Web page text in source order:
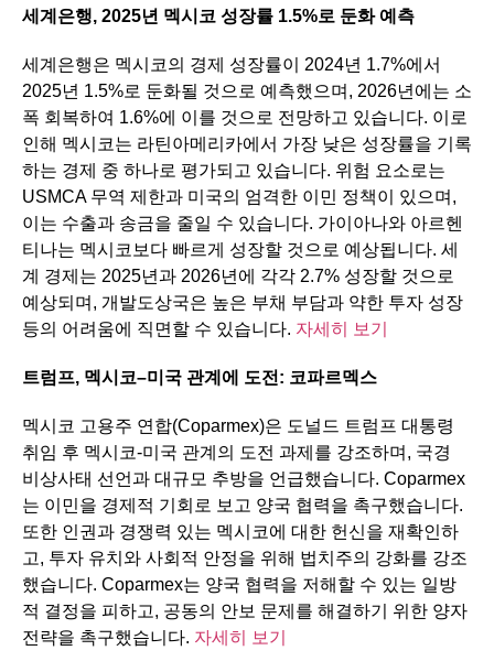
세계은행, 2025년 멕시코 성장률 1.5%로 둔화 예측
세계은행은 멕시코의 경제 성장률이 2024년 1.7%에서
2025년 1.5%로 둔화될 것으로 예측했으며, 2026년에는 소
폭 회복하여 1.6%에 이를 것으로 전망하고 있습니다. 이로
인해 멕시코는 라틴아메리카에서 가장 낮은 성장률을 기록
하는 경제 중 하나로 평가되고 있습니다. 위험 요소로는
USMCA 무역 제한과 미국의 엄격한 이민 정책이 있으며,
이는 수출과 송금을 줄일 수 있습니다. 가이아나와 아르헨
티나는 멕시코보다 빠르게 성장할 것으로 예상됩니다. 세
계 경제는 2025년과 2026년에 각각 2.7% 성장할 것으로
예상되며, 개발도상국은 높은 부채 부담과 약한 투자 성장
등의 어려움에 직면할 수 있습니다. 자세히 보기
트럼프, 멕시코–미국 관계에 도전 : 코파르멕스
멕시코 고용주 연합(Coparmex)은 도널드 트럼프 대통령
취임 후 멕시코-미국 관계의 도전 과제를 강조하며, 국경
비상사태 선언과 대규모 추방을 언급했습니다. Coparmex
는 이민을 경제적 기회로 보고 양국 협력을 촉구했습니다.
또한 인권과 경쟁력 있는 멕시코에 대한 헌신을 재확인하
고, 투자 유치와 사회적 안정을 위해 법치주의 강화를 강조
했습니다. Coparmex는 양국 협력을 저해할 수 있는 일방
적 결정을 피하고, 공동의 안보 문제를 해결하기 위한 양자
전략을 촉구했습니다. 자세히 보기